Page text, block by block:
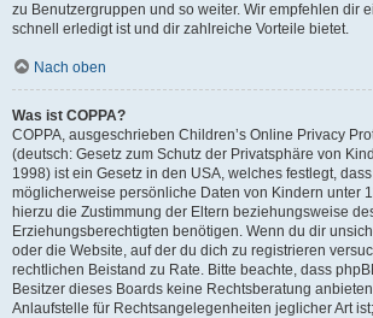
zu Benutzergruppen und so weiter. Wir empfehlen dir
schnell erledigt ist und dir zahlreiche Vorteile bietet.
Nach oben
Was ist COPPA?
COPPA, ausgeschrieben Children’s Online Privacy
(deutsch: Gesetz zum Schutz der Privatsphäre von
1998) ist ein Gesetz in den USA, welches festlegt,
möglicherweise persönliche Daten von Kindern unter
hierzu die Zustimmung der Eltern beziehungsweise
Erziehungsberechtigten benötigen. Wenn du dir
oder die Website, auf der du dich zu registrieren
rechtlichen Beistand zu Rate. Bitte beachte, dass
Besitzer dieses Boards keine Rechtsberatung
Anlaufstelle für Rechtsangelegenheiten jeglicher Art